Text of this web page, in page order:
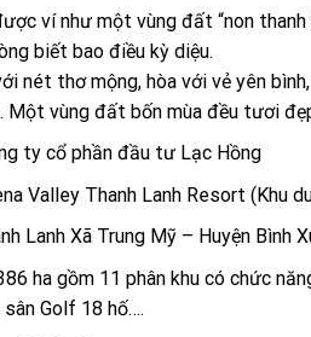
ví như một vùng đất “non
biết bao điều kỳ diệu.
nét thơ mộng, hòa với vẻ yên
Một vùng đất bốn mùa đều tươi
ty cổ phần đầu tư Lạc Hồng
Valley Thanh Lanh Resort (Khu
Lanh Xã Trung Mỹ – Huyện Bình
ha gồm 11 phân khu có chức
Golf 18 hố….